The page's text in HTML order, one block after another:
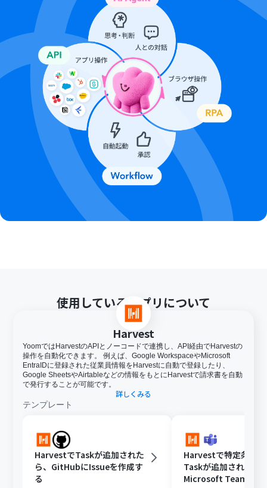
使用しているアプリについて
Harvest
YoomではHarvestのAPIとノーコードで連携し、API経由でHarvestの
操作を自動化できます。 例えば、Google WorkspaceやMicrosoft
EntraIDに登録された従業員情報をHarvestに自動で登録したり、
Google SheetsやAirtableなどの情報をもとにHarvestで請求書を自動
で発行することが可能です。
詳しくみる
テンプレート
HarvestでTaskが追加された
ら、GitHubにIssueを作成す
る
Harvestで特定条件
Taskが追加されたら
Microsoft Teamsに